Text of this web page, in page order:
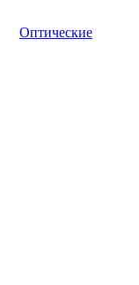
Оптические